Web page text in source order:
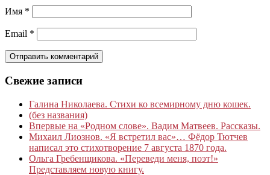
Имя *
Email *
Свежие записи
Галина Николаева. Стихи ко всемирному дню кошек.
(без названия)
Впервые на «Родном слове». Вадим Матвеев. Рассказы.
Михаил Лиознов. «Я встретил вас»… Фёдор Тютчев
написал это стихотворение 7 августа 1870 года.
Ольга Гребенщикова. «Переведи меня, поэт!»
Представляем новую книгу.